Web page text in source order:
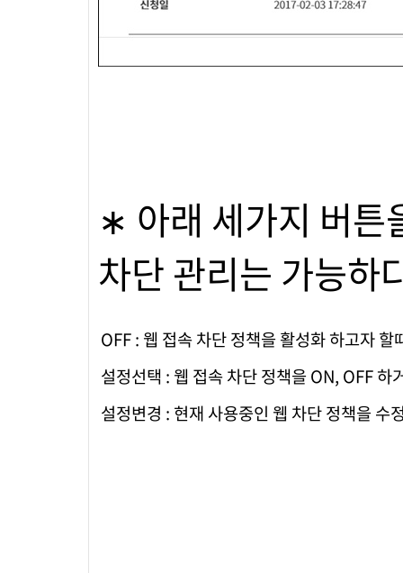
∗ 아래 세가지 버튼
차단 관리는 가능하
OFF : 웹 접속 차단 정책을 활성화 하고자 할
설정선택 : 웹 접속 차단 정책을 ON, OFF 하
설정변경 : 현재 사용중인 웹 차단 정책을 수